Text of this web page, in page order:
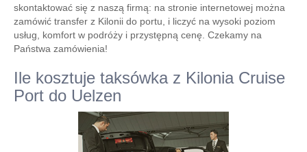
skontaktować się z naszą firmą: na stronie internetowej można
zamówić transfer z Kilonii do portu, i liczyć na wysoki poziom
usług, komfort w podróży i przystępną cenę. Czekamy na
Państwa zamówienia!
Ile kosztuje taksówka z Kilonia Cruise
Port do Uelzen